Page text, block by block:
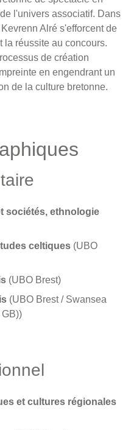
l'univers associatif. Dans
Alré s'efforcent de
la réussite au concours.
de création
en engendrant un
de la culture bretonne.
sociétés, ethnologie
celtiques (UBO
(UBO Brest)
(UBO Brest / Swansea
et cultures régionales